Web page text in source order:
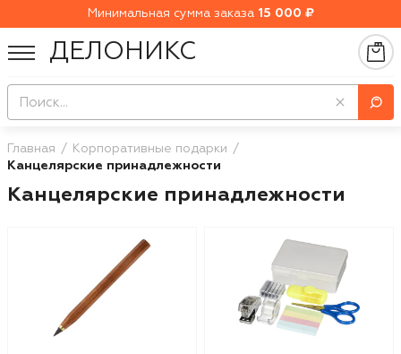
Минимальная сумма заказа 15 000 ₽
ДЕЛОНИКС
Главная
Корпоративные подарки
Канцелярские принадлежности
Канцелярские принадлежности